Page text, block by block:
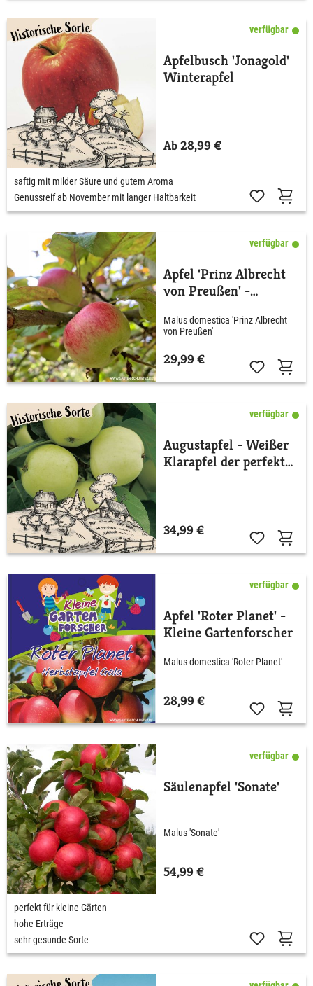
verfügbar
Apfelbusch 'Jonagold'
Winterapfel
Ab 28,99 €
saftig mit milder Säure und gutem Aroma
Genussreif ab November mit langer Haltbarkeit
verfügbar
Apfel 'Prinz Albrecht
von Preußen' -
Malus domestica 'Prinz Albrecht
von Preußen'
29,99 €
verfügbar
Augustapfel - Weißer
Klarapfel der perfekte
34,99 €
verfügbar
Apfel 'Roter Planet' -
Kleine Gartenforscher
Malus domestica 'Roter Planet'
28,99 €
verfügbar
Säulenapfel 'Sonate'
Malus 'Sonate'
54,99 €
perfekt für kleine Gärten
hohe Erträge
sehr gesunde Sorte